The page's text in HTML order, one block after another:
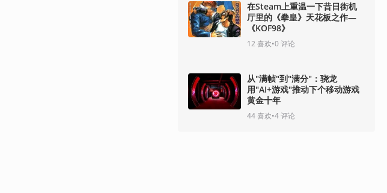
在Steam上重温一下昔日街机
厅里的《拳皇》天花板之作—
《KOF98》
12 喜欢•0评论
从"满帧"到"满分"：骁龙
用"AI+游戏"推动下个移动游戏
黄金十年
44喜欢•4评论